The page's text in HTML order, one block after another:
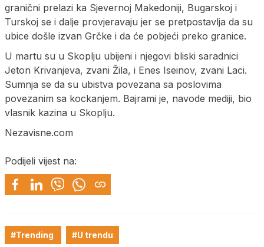
granični prelazi ka Sjevernoj Makedoniji, Bugarskoj i
Turskoj se i dalje provjeravaju jer se pretpostavlja da su
ubice došle izvan Grčke i da će pobjeći preko granice.
U martu su u Skoplju ubijeni i njegovi bliski saradnici
Jeton Krivanjeva, zvani Žila, i Enes Iseinov, zvani Laci.
Sumnja se da su ubistva povezana sa poslovima
povezanim sa kockanjem. Bajrami je, navode mediji, bio
vlasnik kazina u Skoplju.
Nezavisne.com
Podijeli vijest na:
#Trending #U trendu